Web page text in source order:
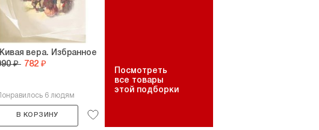
вера. Избранное
₽ 782 ₽
Понравилось 6 людям
В КОРЗИНУ
Посмотреть
все товары
этой подборки